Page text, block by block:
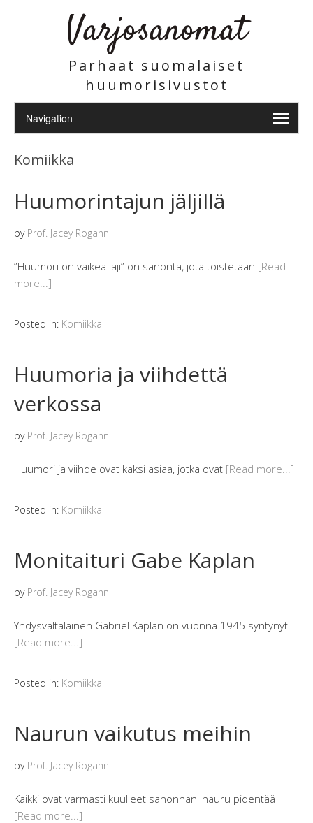
Varjosanomat
Parhaat suomalaiset
huumorisivustot
Komiikka
Huumorintajun jäljillä
by Prof. Jacey Rogahn
”Huumori on vaikea laji” on sanonta, jota toistetaan [Read
more...]
Posted in: Komiikka
Huumoria ja viihdettä
verkossa
by Prof. Jacey Rogahn
Huumori ja viihde ovat kaksi asiaa, jotka ovat [Read more...]
Posted in: Komiikka
Monitaituri Gabe Kaplan
by Prof. Jacey Rogahn
Yhdysvaltalainen Gabriel Kaplan on vuonna 1945 syntynyt
[Read more...]
Posted in: Komiikka
Naurun vaikutus meihin
by Prof. Jacey Rogahn
Kaikki ovat varmasti kuulleet sanonnan 'nauru pidentää
[Read more...]